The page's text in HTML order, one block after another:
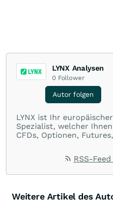
LYNX Analysen
0 Follower
Autor folgen
LYNX ist Ihr
Spezialist, welcher
CFDs, Optionen,
Optionsscheinen aus
Börsenplätzen in 20
RSS-
Weitere Artikel des